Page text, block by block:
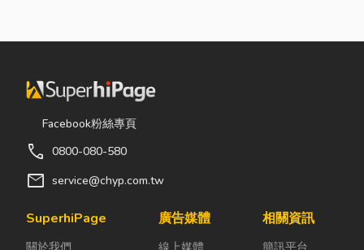
的硬體運算平
業業主在導入
自動化或升級
智慧工廠時，
般的家用或商
用桌機湊合。
機無法應付高
候？」、「七
麼？」。相較
色彩與儀式
著生活節奏加
還是每天幫助
僅能快速排除
Facebook粉絲專頁
call 0800-080-580
mail service@chyp.com.tw
SuperhiPage
關於我們
廣告媒體
線上媒體
相關資訊
簡訊平台